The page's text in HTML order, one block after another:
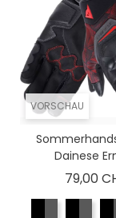
VORSCHAU
Dainese
79,00